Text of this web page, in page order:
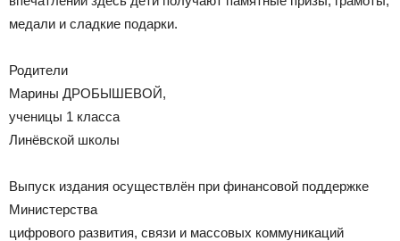
медали и сладкие подарки.
Родители
Марины ДРОБЫШЕВОЙ,
ученицы 1 класса
Линёвской школы
Выпуск издания осуществлён при финансовой поддержке
Министерства
цифрового развития, связи и массовых коммуникаций